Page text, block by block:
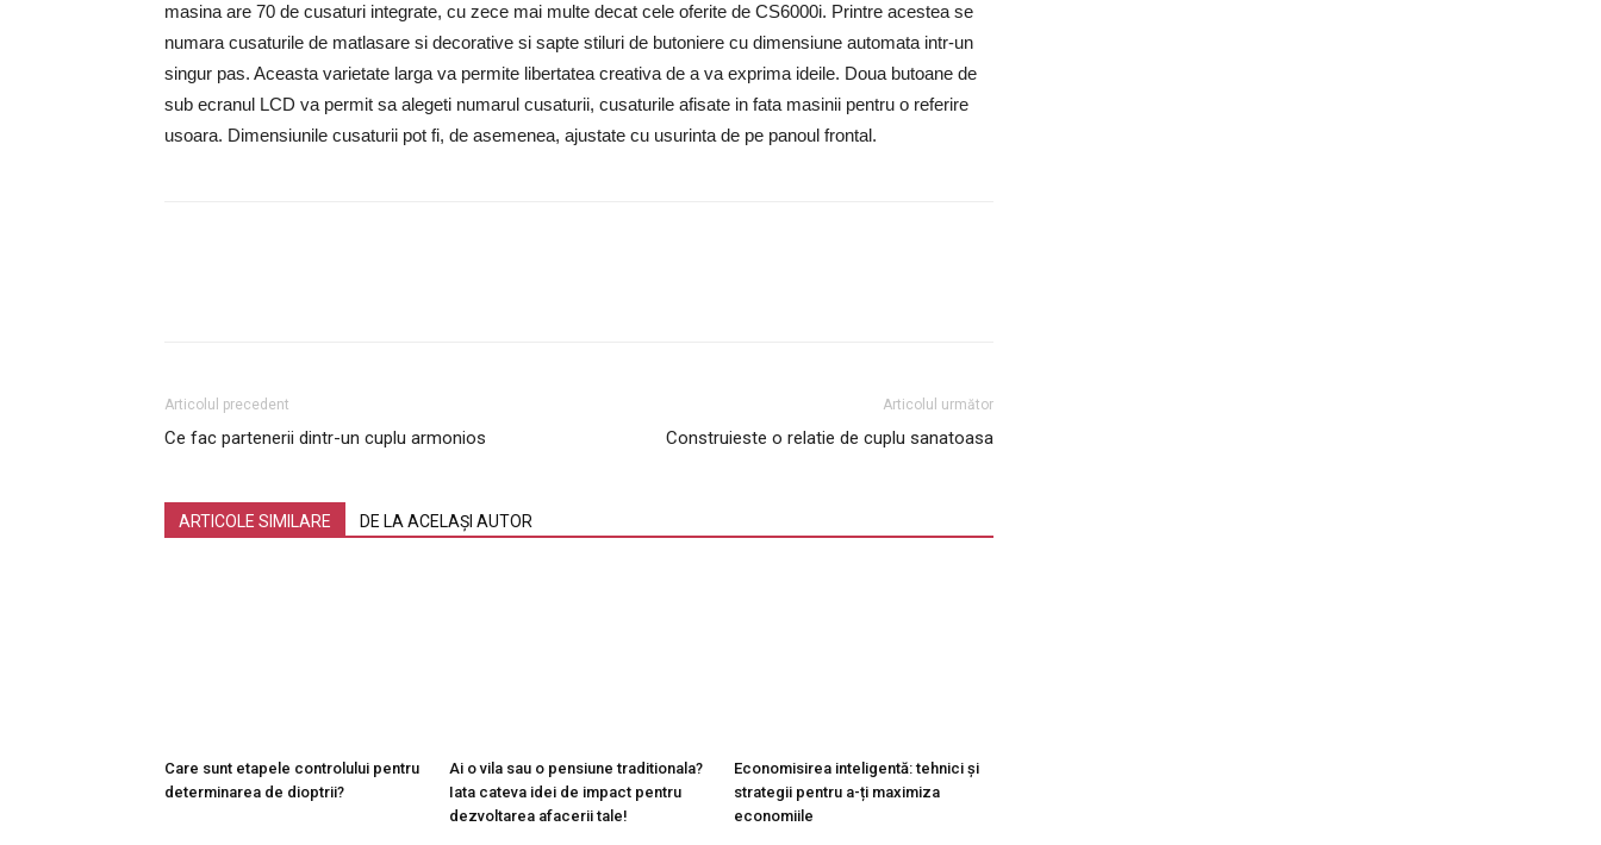
masina are 70 de cusaturi integrate, cu zece mai multe decat cele oferite de CS6000i. Printre acestea se
numara cusaturile de matlasare si decorative si sapte stiluri de butoniere cu dimensiune automata intr-un
singur pas. Aceasta varietate larga va permite libertatea creativa de a va exprima ideile. Doua butoane de
sub ecranul LCD va permit sa alegeti numarul cusaturii, cusaturile afisate in fata masinii pentru o referire
usoara. Dimensiunile cusaturii pot fi, de asemenea, ajustate cu usurinta de pe panoul frontal.
Articolul precedent
Ce fac partenerii dintr-un cuplu armonios
Articolul următor
Construieste o relatie de cuplu sanatoasa
ARTICOLE SIMILARE DE LA ACELAȘI AUTOR
Care sunt etapele controlului pentru
determinarea de dioptrii?
Ai o vila sau o pensiune traditionala?
Iata cateva idei de impact pentru
dezvoltarea afacerii tale!
Economisirea inteligentă: tehnici și
strategii pentru a-ți maximiza
economiile